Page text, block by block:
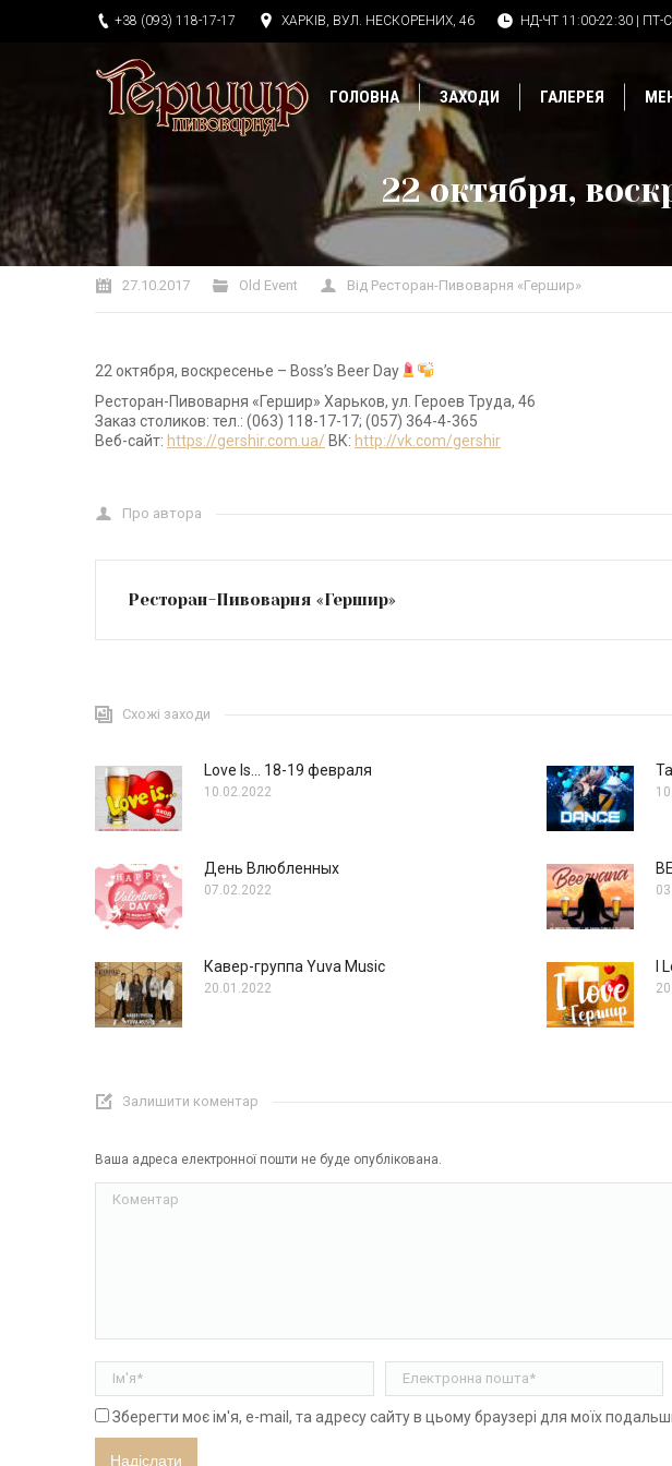
+38 (093) 118-17-17 ХАРКІВ, ВУЛ. НЕСКОРЕНИХ, 46 НД-ЧТ 11:00-22:30 | ПТ-
ГОЛОВНА ЗАХОДИ ГАЛЕРЕЯ
22 октября,
Ви тут:
27.10.2017 Old Event Від Ресторан-Пивоварня «Гершир»
22 октября, воскресенье – Boss’s Beer Day
Ресторан-Пивоварня «Гершир» Харьков, ул. Героев Труда, 46
Заказ столиков: тел.: (063) 118-17-17; (057) 364-4-365
Веб-сайт: https://gershir.com.ua/ ВК: http://vk.com/gershir
Про автора
Ресторан-Пивоварня «Гершир»
Схожі заходи
Love Is… 18-19 февраля
10.02.2022
День Влюбленных
07.02.2022
Кавер-группа Yuva Music
20.01.2022
I
Залишити коментар
Ваша адреса електронної пошти не буде опублікована.
Коментар
Ім'я * Електронна пошта *
Зберегти моє ім'я, e-mail, та адресу сайту в цьому браузері для моїх
Надіслати